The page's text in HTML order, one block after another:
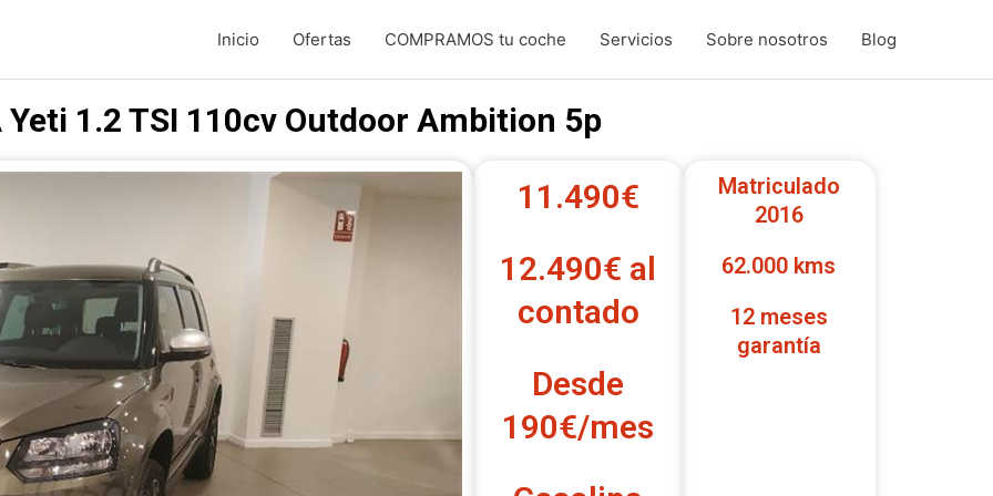
Inicio Ofertas COMPRAMOS tu coche Servicios Sobre nosotros Blog
Yeti 1.2 TSI 110cv Outdoor Ambition 5p
11.490€
12.490€ al
contado
Desde
190€/mes
Matriculado
2016
62.000 kms
12 meses
garantía